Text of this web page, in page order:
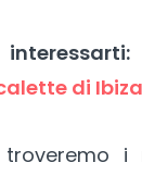
di
i